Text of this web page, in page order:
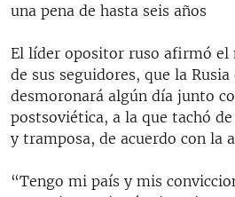
una pena de hasta seis años
El líder opositor ruso afirmó el
de sus seguidores, que la
desmoronará algún día junto
postsoviética, a la que tachó
y tramposa, de acuerdo con la
“Tengo mi país y mis